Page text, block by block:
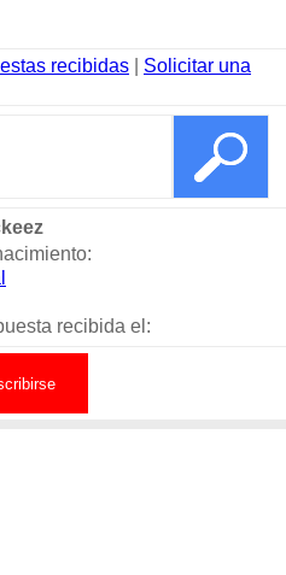
recibidas
Solicitar una
recibida el: